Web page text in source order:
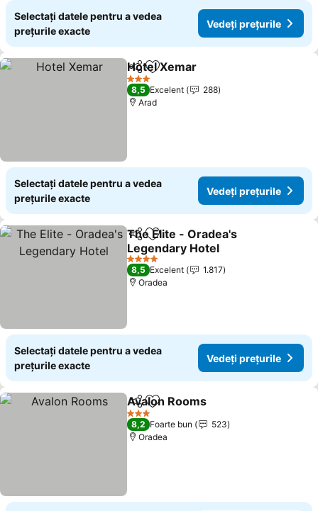
Selectați datele pentru a vedea
prețurile exacte
Vedeți prețurile
DistribuițiAdăugaţi la favorite
Hotel Xemar
3 Stele
8,5 Excelent
288
Arad
Selectați datele pentru a vedea
prețurile exacte
Vedeți prețurile
DistribuițiAdăugaţi la favorite
The Elite - Oradea's
Legendary Hotel
4 Stele
8,5 Excelent
1.817
Oradea
Selectați datele pentru a vedea
prețurile exacte
Vedeți prețurile
DistribuițiAdăugaţi la favorite
Avalon Rooms
3 Stele
8,2 Foarte bun
523
Oradea